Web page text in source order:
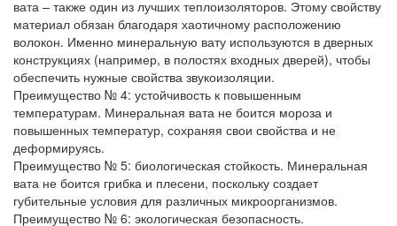
вата – также один из лучших теплоизоляторов. Этому свойству
материал обязан благодаря хаотичному расположению
волокон. Именно минеральную вату используются в дверных
конструкциях (например, в полостях входных дверей), чтобы
обеспечить нужные свойства звукоизоляции.
Преимущество № 4: устойчивость к повышенным
температурам. Минеральная вата не боится мороза и
повышенных температур, сохраняя свои свойства и не
деформируясь.
Преимущество № 5: биологическая стойкость. Минеральная
вата не боится грибка и плесени, поскольку создает
губительные условия для различных микроорганизмов.
Преимущество № 6: экологическая безопасность.